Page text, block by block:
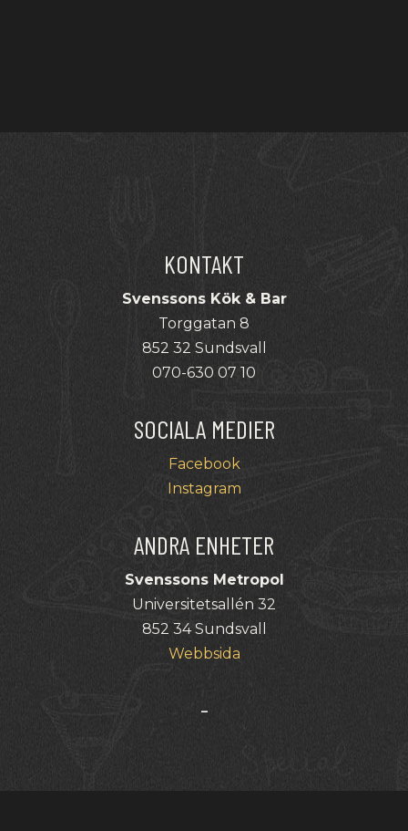
KONTAKT
Svenssons Kök & Bar
Torggatan 8
852 32 Sundsvall
070-630 07 10
SOCIALA MEDIER
Facebook
Instagram
ANDRA ENHETER
Svenssons Metropol
Universitetsallén 32
852 34 Sundsvall
Webbsida
-